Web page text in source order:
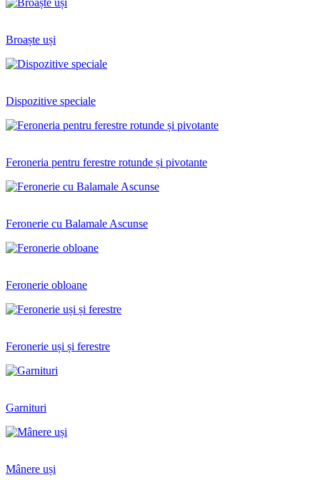
Broaște uși
Dispozitive speciale
Feroneria pentru ferestre rotunde și pivotante
Feronerie cu Balamale Ascunse
Feronerie obloane
Feronerie uși și ferestre
Garnituri
Mânere uși